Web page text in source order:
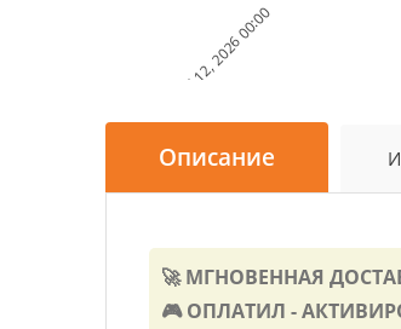
Jul 12, 2026 00:00
Описание
🚀 МГНОВЕННАЯ
🎮 ОПЛАТИЛ -